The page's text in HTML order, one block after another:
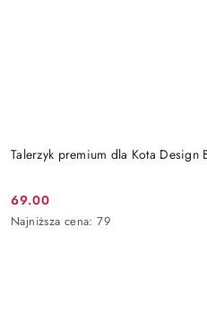
Talerzyk premium dla Kota Design
Cena
promocyjna:
69.00
Najniższa
Najniższa cena: 79